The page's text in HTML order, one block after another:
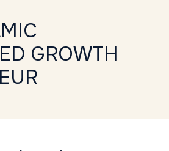
GROWTH